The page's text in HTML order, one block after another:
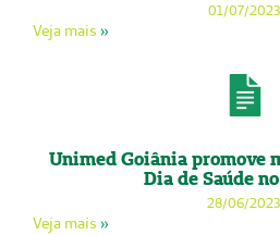
01/07/2023
Veja mais »
Unimed Goiânia promove
Dia de Saúde
28/06/2023
Veja mais »